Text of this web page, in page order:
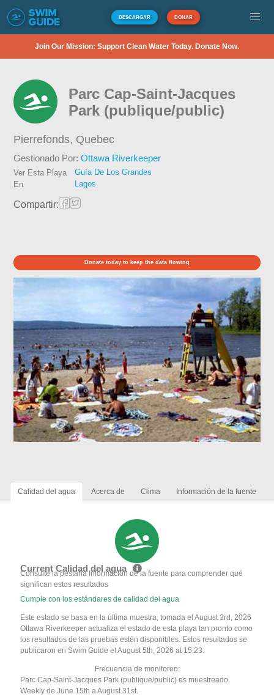
DESCARGAR DONAR
Join Our Mission: Support Clean Water Today. Donate Now.
Parc Cap-Saint-Jacques
Park (publique/public)
Pierrefonds, Quebec
Gestionado Por:Ottawa Riverkeeper
Ver Esta Playa
En
Guía De Los Grandes
Lagos
Compartir:
Donate today to keep the data flowing
Calidad del agua Acerca de Clima Información de la fuente
Current Calidad del agua
Consulte la pestaña Información de la fuente para comprender qué
significan estos resultados
Cumple con los estándares de calidad del agua
Este estado se basa en la última muestra, tomada el August 3rd, 2026
Ottawa Riverkeeper actualiza el estado de esta playa tan pronto como
los resultados de las pruebas estén disponibles. Estos resultados se
publicaron en Swim Guide el August 5th, 2026 at 15:23.
Frecuencia de monitoreo:
Parc Cap-Saint-Jacques Park (publique/public) es muestreado
Weekly de June 15th a August 31st.